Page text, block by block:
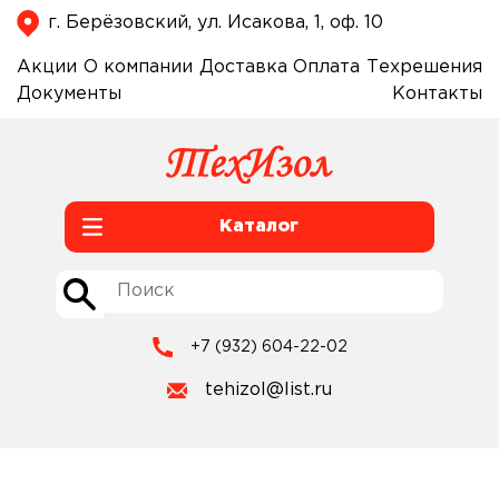
г. Берёзовский, ул. Исакова, 1, оф. 10
Акции О компании Доставка Оплата
Техрешения
Документы
Контакты
Каталог
+7 (932) 604-22-02
tehizol@list.ru